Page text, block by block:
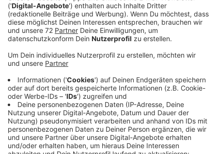
Veröffentlicht:Freitag, 17.12.2021 19:02
Anzeige
Das hat der Kreis am späten Nachmittag angekündigt.
Die Impftermine sind vom 27. bis 30. Dezember.
Vormittags gibt´s den Pieks im Pictorius-Berufskolleg
in Coesfeld, nachmittags im ehemaligen Autohaus
Schopp in Lüdinghausen. Die Impftermine für
IhreKinder können Sie ab Montagmorgen, also ab dem
20. Dezember, um 8 Uhr online buchen.